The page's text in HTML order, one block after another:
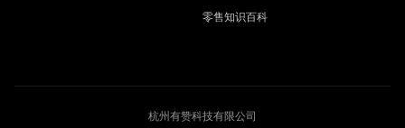
零售知识百科
杭州有赞科技有限公司